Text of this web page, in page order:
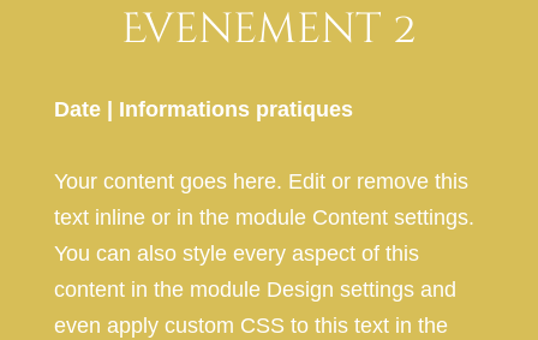
Evenement 2
Date | Informations pratiques
Your content goes here. Edit or remove this
text inline or in the module Content settings.
You can also style every aspect of this
content in the module Design settings and
even apply custom CSS to this text in the